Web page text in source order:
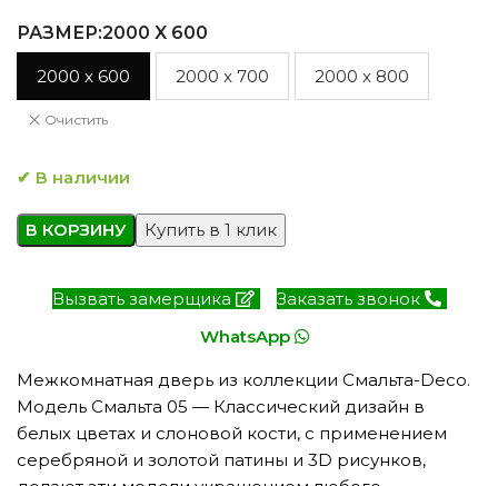
РАЗМЕР:2000 X 600
2000 x 600 2000 x 700 2000 x 800
Очистить
✔ В наличии
В КОРЗИНУ Купить в 1 клик
Вызвать замерщика
Заказать звонок
WhatsApp
Межкомнатная дверь из коллекции Смальта-Deco.
Модель Смальта 05 — Классический дизайн в
белых цветах и слоновой кости, с применением
серебряной и золотой патины и 3D рисунков,